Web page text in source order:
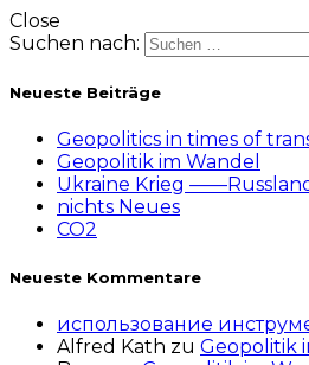
Close
Suchen nach:
Neueste Beiträge
Geopolitics in times of
Geopolitik im Wandel
Ukraine Krieg
nichts Neues
CO2
Neueste Kommentare
использование
Alfred Kath zu Geopolitik